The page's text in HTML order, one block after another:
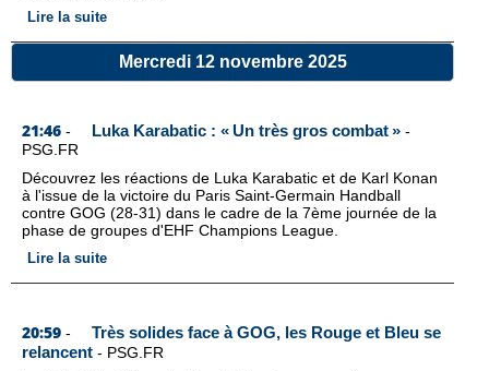
Lire la suite
Mercredi 12 novembre 2025
21:46 - Luka Karabatic : « Un très gros combat » -
PSG.FR
Découvrez les réactions de Luka Karabatic et de Karl Konan
à l'issue de la victoire du Paris Saint-Germain Handball
contre GOG (28-31) dans le cadre de la 7ème journée de la
phase de groupes d'EHF Champions League.
Lire la suite
20:59 -
Très solides face à GOG, les Rouge et Bleu se
relancent - PSG.FR